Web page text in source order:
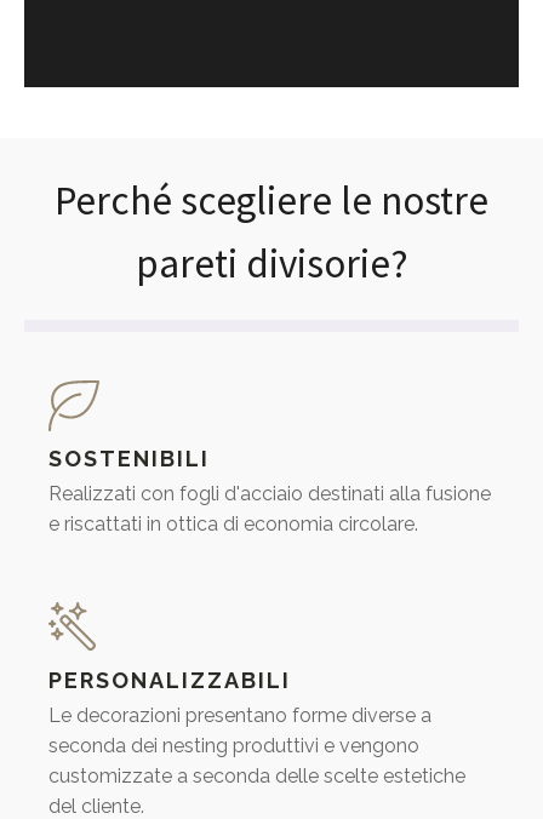
Perché scegliere le nostre
pareti divisorie?
SOSTENIBILI
Realizzati con fogli d'acciaio destinati alla fusione
e riscattati in ottica di economia circolare.
PERSONALIZZABILI
Le decorazioni presentano forme diverse a
seconda dei nesting produttivi e vengono
customizzate a seconda delle scelte estetiche
del cliente.